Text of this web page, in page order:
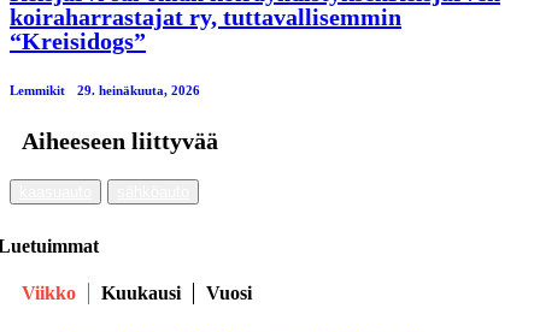
koiraharrastajat ry, tuttavallisemmin
“Kreisidogs”
Lemmikit 29. heinäkuuta, 2026
Aiheeseen liittyvää
Viikko Kuukausi Vuosi